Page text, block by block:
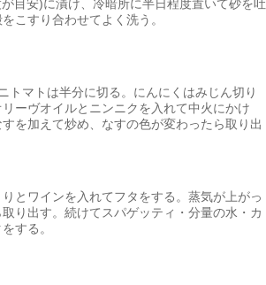
目安)に漬け、冷暗所に半日程度置いて砂を吐
こすり合わせてよく洗う。
マトは半分に切る。にんにくはみじん切り
ーヴオイルとニンニクを入れて中火にかけ
を加えて炒め、なすの色が変わったら取り出
とワインを入れてフタをする。蒸気が上がっ
り出す。続けてスパゲッティ・分量の水・カ
する。